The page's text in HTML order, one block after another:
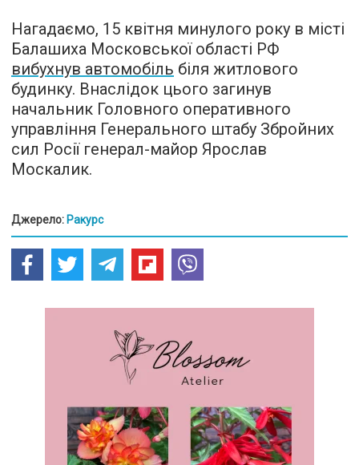
Нагадаємо, 15 квітня минулого року в місті
Балашиха Московської області РФ
вибухнув автомобіль біля житлового
будинку. Внаслідок цього загинув
начальник Головного оперативного
управління Генерального штабу Збройних
сил Росії генерал-майор Ярослав
Москалик.
Джерело: Ракурс